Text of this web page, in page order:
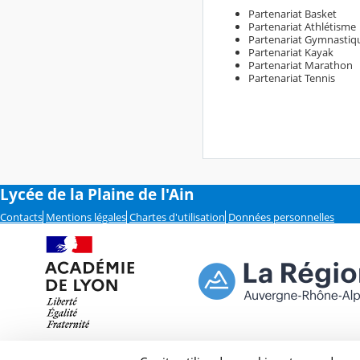
Partenariat Basket
Partenariat Athlétisme
Partenariat
Partenariat Kayak
Partenariat Marathon
PartenariatTennis
Lycée de la Plaine de l'Ain
Contacts Mentions légales Chartes d'utilisation Données personnelles